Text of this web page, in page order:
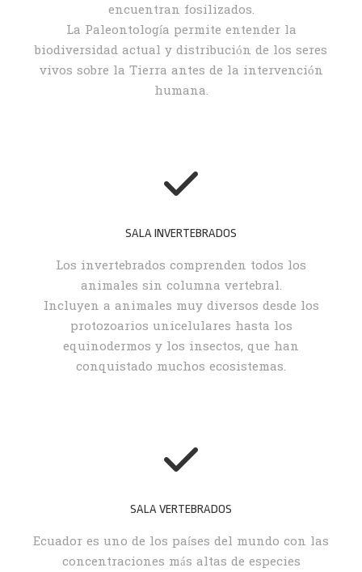
encuentran fosilizados.
La Paleontología permite entender la
biodiversidad actual y distribución de los seres
vivos sobre la Tierra antes de la intervención
humana.
SALA INVERTEBRADOS
Los invertebrados comprenden todos los
animales sin columna vertebral.
Incluyen a animales muy diversos desde los
protozoarios unicelulares hasta los
equinodermos y los insectos, que han
conquistado muchos ecosistemas.
SALA VERTEBRADOS
Ecuador es uno de los países del mundo con las
concentraciones más altas de especies